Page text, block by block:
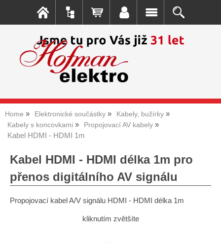
Home Elektronické součástky
Kabely, bužírky
Kabely s koncovkami
Propojovací AV kabely
Kabel HDMI - HDMI 1m
Kabel HDMI - HDMI délka 1m pro
přenos digitálního AV signálu
Propojovací kabel A/V signálu HDMI - HDMI délka 1m
kliknutím zvětšíte